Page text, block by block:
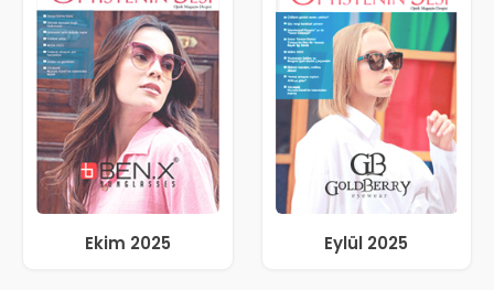
Ekim 2025 Eylül 2025